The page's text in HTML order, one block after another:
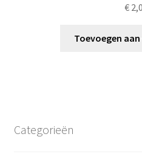
€
Toevoegen
Categorieën